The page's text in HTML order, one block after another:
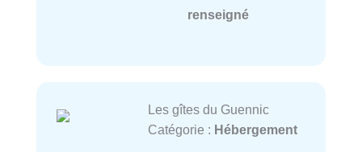
renseigné
Les gîtes du Guennic
Catégorie : Hébergement